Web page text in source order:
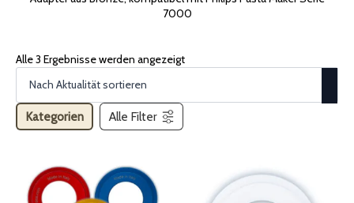
7000
Alle 3 Ergebnisse werden angezeigt
Kategorien Alle Filter